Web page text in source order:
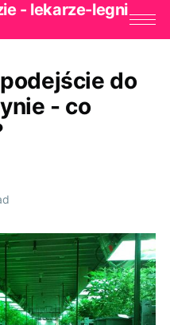
- lekarze-legni
do
- co